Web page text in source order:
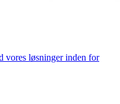
vores løsninger inden for